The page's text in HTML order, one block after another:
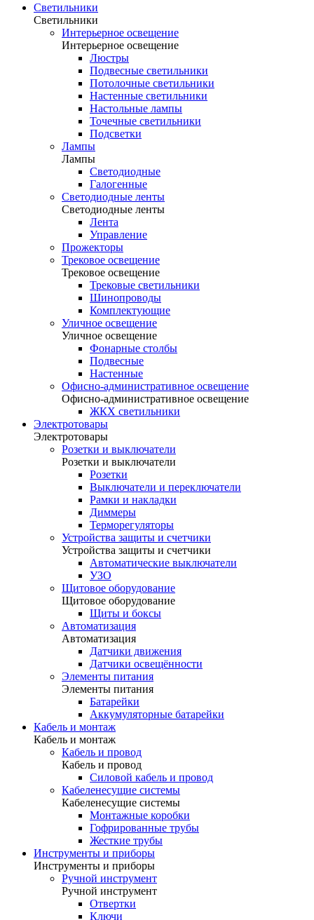
Светильники
Светильники
Интерьерное освещение
Интерьерное освещение
Люстры
Подвесные светильники
Потолочные светильники
Настенные светильники
Настольные лампы
Точечные светильники
Подсветки
Лампы
Лампы
Светодиодные
Галогенные
Светодиодные ленты
Светодиодные ленты
Лента
Управление
Прожекторы
Трековое освещение
Трековое освещение
Трековые светильники
Шинопроводы
Комплектующие
Уличное освещение
Уличное освещение
Фонарные столбы
Подвесные
Настенные
Офисно-административное освещение
Офисно-административное освещение
ЖКХ светильники
Электротовары
Электротовары
Розетки и выключатели
Розетки и выключатели
Розетки
Выключатели и переключатели
Рамки и накладки
Диммеры
Терморегуляторы
Устройства защиты и счетчики
Устройства защиты и счетчики
Автоматические выключатели
УЗО
Щитовое оборудование
Щитовое оборудование
Щиты и боксы
Автоматизация
Автоматизация
Датчики движения
Датчики освещённости
Элементы питания
Элементы питания
Батарейки
Аккумуляторные батарейки
Кабель и монтаж
Кабель и монтаж
Кабель и провод
Кабель и провод
Силовой кабель и провод
Кабеленесущие системы
Кабеленесущие системы
Монтажные коробки
Гофрированные трубы
Жесткие трубы
Инструменты и приборы
Инструменты и приборы
Ручной инструмент
Ручной инструмент
Отвертки
Ключи